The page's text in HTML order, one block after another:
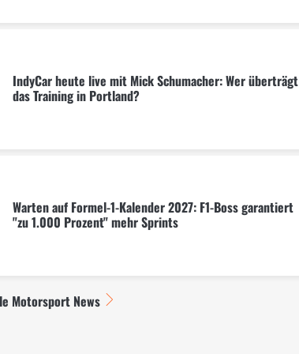
IndyCar heute live mit Mick Schumacher: Wer überträgt
das Training in Portland?
Warten auf Formel-1-Kalender 2027: F1-Boss garantiert
"zu 1.000 Prozent" mehr Sprints
Motorsport News